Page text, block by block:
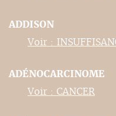
ADDISON
Voir :
ADÉNOCARCINOME
Voir : CANCER